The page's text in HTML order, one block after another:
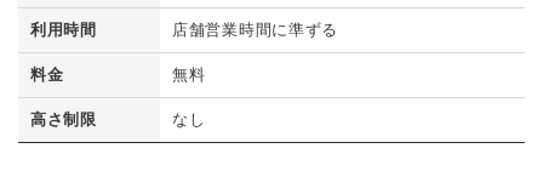
利用時間 店舗営業時間に準ずる
料金 無料
高さ制限 なし